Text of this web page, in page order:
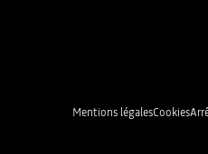
Mentions légalesCookies